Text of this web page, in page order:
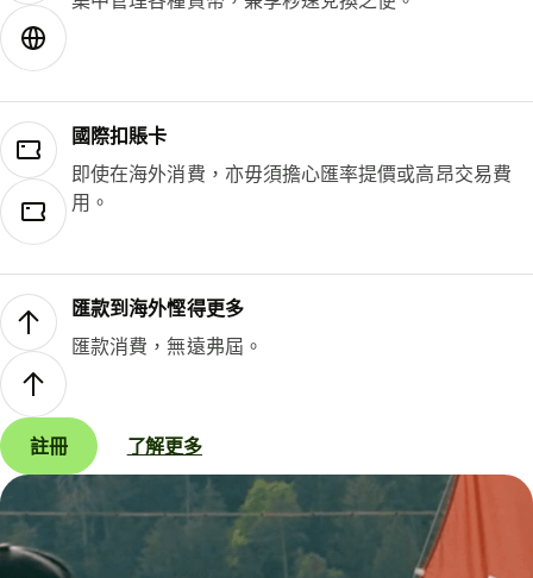
國際扣賬卡
即使在海外消費，亦毋須擔心匯率提價或高昂交易費
用。
匯款到海外慳得更多
匯款消費，無遠弗屆。
註冊 了解更多